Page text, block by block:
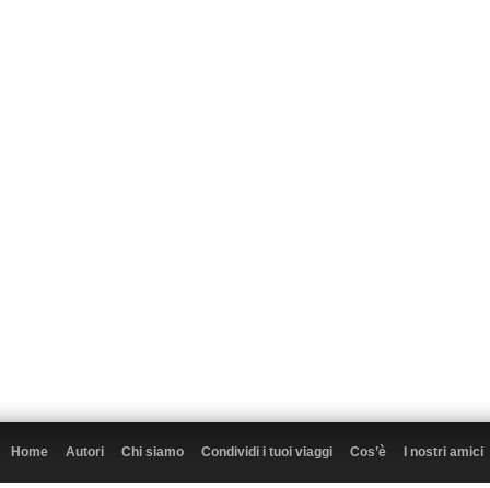
Home Autori Chi siamo Condividi i tuoi viaggi Cos’è I nostri amici